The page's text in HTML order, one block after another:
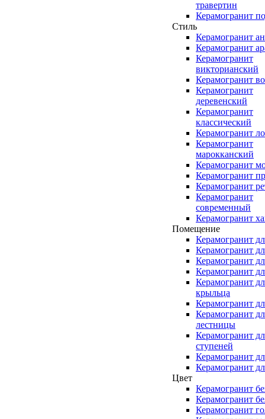
травертин
Керамогранит
Стиль
Керамогранит
Керамогранит
Керамогранит
викторианский
Керамогранит
Керамогранит
деревенский
Керамогранит
классический
Керамогранит
Керамогранит
марокканский
Керамогранит
Керамогранит
Керамогранит
Керамогранит
современный
Керамогранит
Помещение
Керамогранит
Керамогранит
Керамогранит
Керамогранит
Керамогранит
крыльца
Керамогранит
Керамогранит
лестницы
Керамогранит
ступеней
Керамогранит
Керамогранит
Цвет
Керамогранит
Керамогранит
Керамогранит